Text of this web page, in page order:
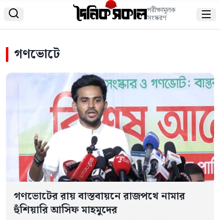
 পরীক্ষামূলক
সংস্করণ 
গণভোটে
গণভোটের রায় বাস্তবায়নে রাজপথে নামার
হুঁশিয়ারি আসিফ মাহমুদের